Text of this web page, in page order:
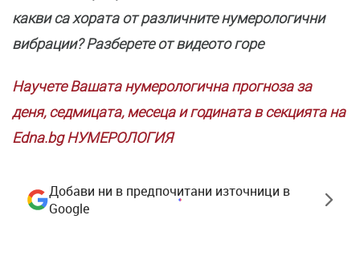
какви са хората от различните нумерологични
вибрации? Разберете от видеото горе
Научете Вашата нумерологична прогноза за
деня, седмицата, месеца и годината в секцията на
Edna.bg НУМЕРОЛОГИЯ
Добави ни в предпочитани източници в
Google